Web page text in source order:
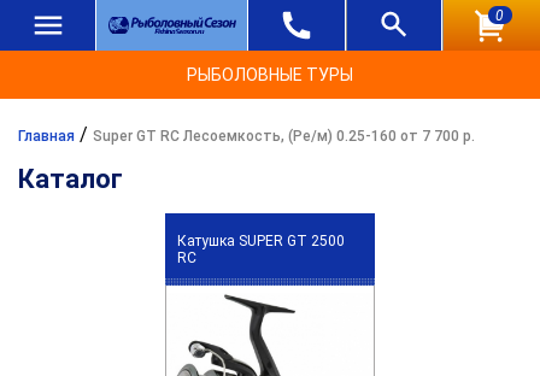
0
РЫБОЛОВНЫЕ ТУРЫ
Главная / Super GT RC Лесоемкость, (Ре/м) 0.25-160 от 7 700 р.
Каталог
Катушка SUPER GT 2500
RC